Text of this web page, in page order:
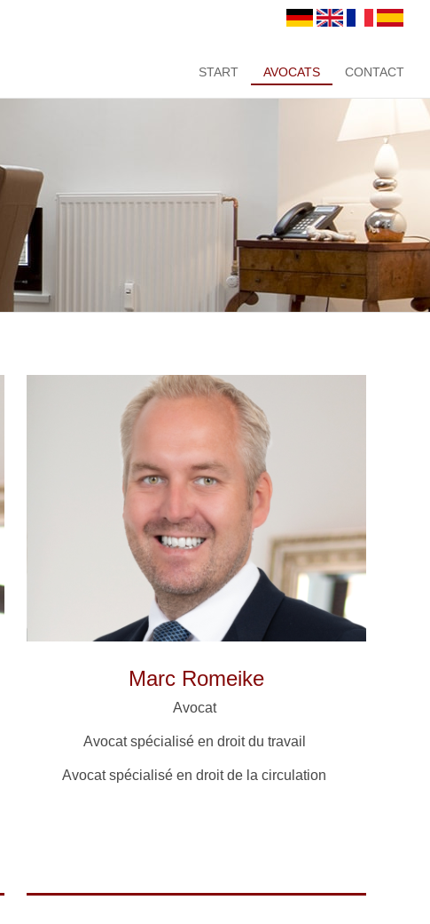
START AVOCATS CONTACT
Marc Romeike
Avocat
Avocat spécialisé en droit du travail
Avocat spécialisé en droit de la circulation